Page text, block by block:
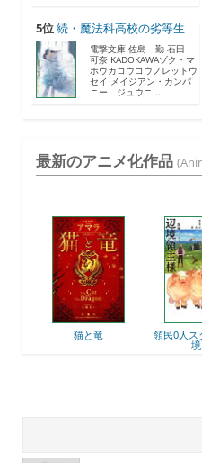
5位続・魔法科高校の劣等生
メ...
電撃文庫 佐島 勤 石田
可奈 KADOKAWAゾク・マ
ホウカコウコウノレットウ
セイ メイジアン・カンパ
ニー ジュウニ ...
最新のアニメ化作品
猫と竜 領民0人ス